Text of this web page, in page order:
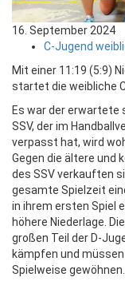
16. September 2024
C-Jugend
Mit einer 11:19 (5:9)
startet die weibliche
Es war der erwartete
SSV, der im
verpasst hat, wird
Gegen die ältere und
des SSV verkauften
gesamte Spielzeit
in ihrem ersten Spiel
höhere Niederlage.
großen Teil der D-
kämpfen und
Spielweise gewöhnen.